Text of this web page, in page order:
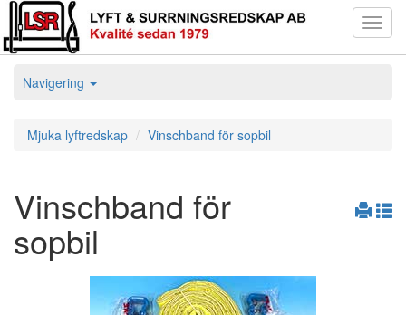
Navigering
Mjuka lyftredskap Vinschband för sopbil
Vinschband för
sopbil